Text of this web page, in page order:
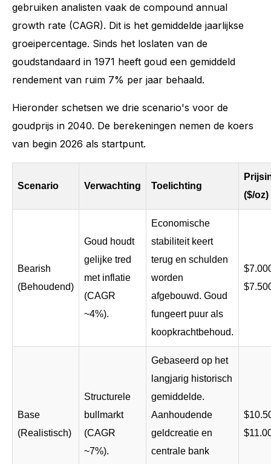
gebruiken analisten vaak de compound annual
growth rate (CAGR). Dit is het gemiddelde jaarlijkse
groeipercentage. Sinds het loslaten van de
goudstandaard in 1971 heeft goud een gemiddeld
rendement van ruim 7% per jaar behaald.
Hieronder schetsen we drie scenario's voor de
goudprijs in 2040. De berekeningen nemen de koers
van begin 2026 als startpunt.
Scenario Verwachting Toelichting
($/oz)
Bearish
(Behoudend)
Goud houdt
gelijke tred
met inflatie
(CAGR
~4%).
Economische
stabiliteit keert
terug en schulden
worden
afgebouwd. Goud
fungeert puur als
koopkrachtbehoud.
Base
(Realistisch)
Structurele
bullmarkt
(CAGR
~7%).
Gebaseerd op het
langjarig historisch
gemiddelde.
Aanhoudende
geldcreatie en
centrale bank